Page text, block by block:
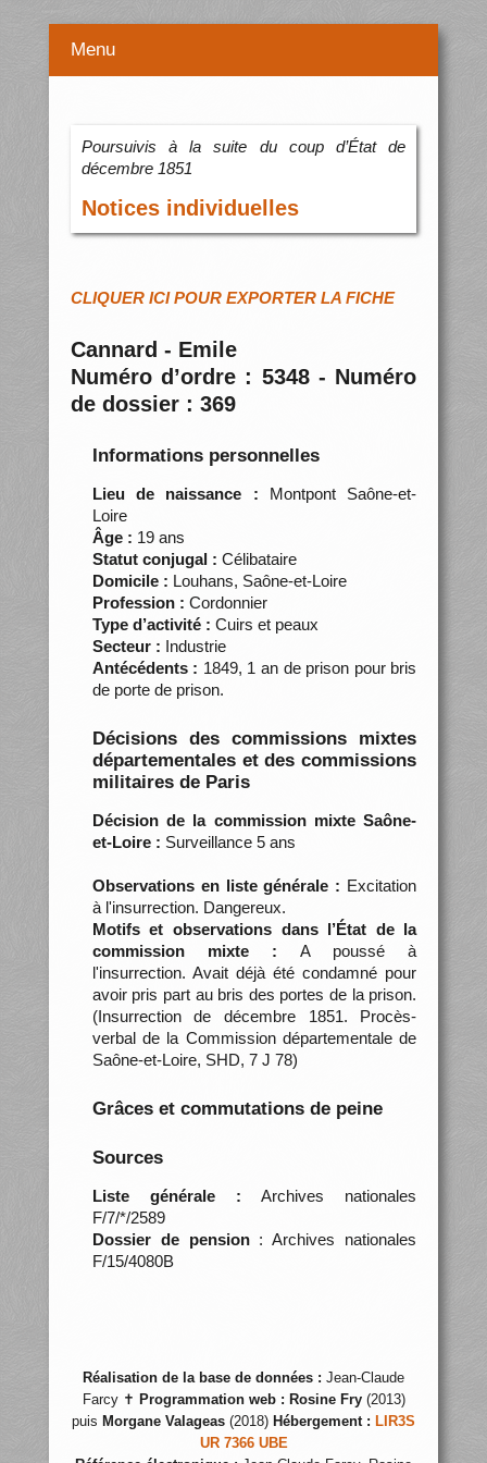
Menu
Poursuivis à la suite du coup d’État de
décembre 1851
Notices individuelles
CLIQUER ICI POUR EXPORTER LA FICHE
Cannard - Emile
Numéro d’ordre : 5348 - Numéro
de dossier : 369
Informations personnelles
Lieu de naissance : Montpont Saône-et-
Loire
Âge : 19 ans
Statut conjugal : Célibataire
Domicile : Louhans, Saône-et-Loire
Profession : Cordonnier
Type d’activité : Cuirs et peaux
Secteur : Industrie
Antécédents : 1849, 1 an de prison pour bris
de porte de prison.
Décisions des commissions mixtes
départementales et des commissions
militaires de Paris
Décision de la commission mixte Saône-
et-Loire : Surveillance 5 ans
Observations en liste générale : Excitation
à l'insurrection. Dangereux.
Motifs et observations dans l’État de la
commission mixte : A poussé à
l'insurrection. Avait déjà été condamné pour
avoir pris part au bris des portes de la prison.
(Insurrection de décembre 1851. Procès-
verbal de la Commission départementale de
Saône-et-Loire, SHD, 7 J 78)
Grâces et commutations de peine
Sources
Liste générale : Archives nationales
F/7/*/2589
Dossier de pension: Archives nationales
F/15/4080B
Réalisation de la base de données : Jean-Claude
Farcy ✝ Programmation web : Rosine Fry(2013)
puis Morgane Valageas (2018) Hébergement : LIR3S
UR 7366 UBE